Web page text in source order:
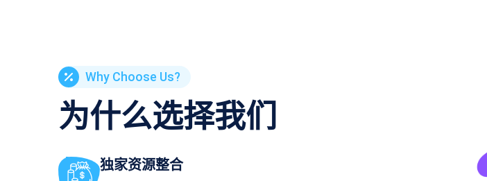
Why Choose Us?
为什么选择我们
独家资源整合